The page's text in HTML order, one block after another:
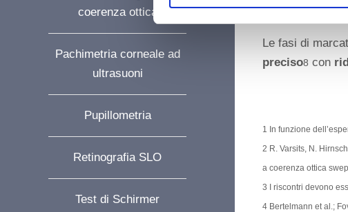
S
e
e
n
coerenza ottica
Pachimetria corneale ad
ultrasuoni
Pupillometria
Retinografia SLO
Test di Schirmer
dell’occhio
Le fasi di
preciso8 con
1 In funzione
2 R. Varsits, N.
a coerenza ottica
3 I riscontri devono
4 Bertelmann et al.;